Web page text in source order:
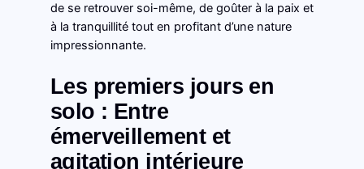
de se retrouver soi-même, de goûter à la paix et
à la tranquillité tout en profitant d’une nature
impressionnante.
Les premiers jours en
solo : Entre
émerveillement et
agitation intérieure